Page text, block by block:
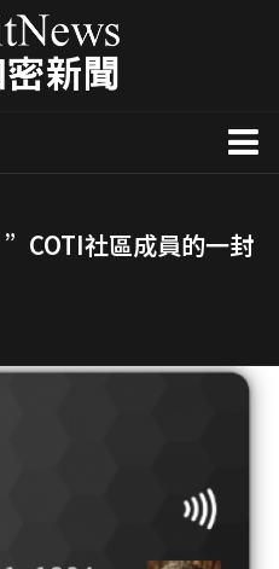
”COTI社區成員的一封